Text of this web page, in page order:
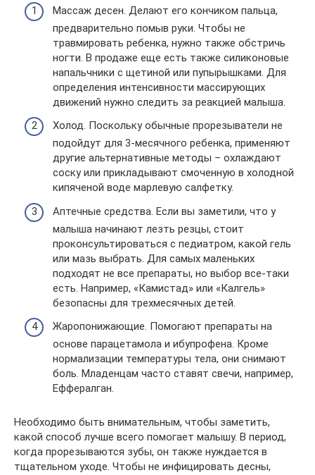
Массаж десен. Делают его кончиком пальца,
предварительно помыв руки. Чтобы не
травмировать ребенка, нужно также обстричь
ногти. В продаже еще есть также силиконовые
напальчники с щетиной или пупырышками. Для
определения интенсивности массирующих
движений нужно следить за реакцией малыша.
Холод. Поскольку обычные прорезыватели не
подойдут для 3-месячного ребенка, применяют
другие альтернативные методы – охлаждают
соску или прикладывают смоченную в холодной
кипяченой воде марлевую салфетку.
Аптечные средства. Если вы заметили, что у
малыша начинают лезть резцы, стоит
проконсультироваться с педиатром, какой гель
или мазь выбрать. Для самых маленьких
подходят не все препараты, но выбор все-таки
есть. Например, «Камистад» или «Калгель»
безопасны для трехмесячных детей.
Жаропонижающие. Помогают препараты на
основе парацетамола и ибупрофена. Кроме
нормализации температуры тела, они снимают
боль. Младенцам часто ставят свечи, например,
Еффералган.
Необходимо быть внимательным, чтобы заметить,
какой способ лучше всего помогает малышу. В период,
когда прорезываются зубы, он также нуждается в
тщательном уходе. Чтобы не инфицировать десны,